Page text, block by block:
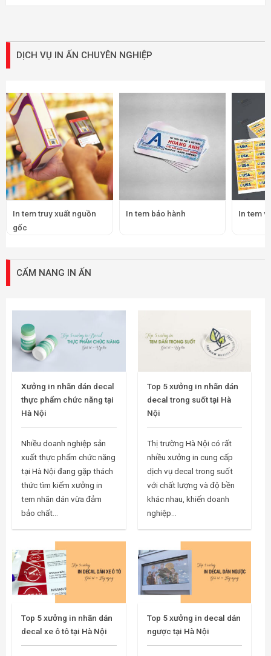
DỊCH VỤ IN ẤN CHUYÊN NGHIỆP
In tem truy xuất nguồn
gốc
In tem bảo hành In tem
CẨM NANG IN ẤN
Xưởng in nhãn dán decal
thực phẩm chức năng tại
Hà Nội
Nhiều doanh nghiệp sản
xuất thực phẩm chức năng
tại Hà Nội đang gặp thách
thức tìm kiếm xưởng in
tem nhãn dán vừa đảm
bảo chất...
Top 5 xưởng in nhãn dán
decal trong suốt tại Hà
Nội
Thị trường Hà Nội có rất
nhiều xưởng in cung cấp
dịch vụ decal trong suốt
với chất lượng và độ bền
khác nhau, khiến doanh
nghiệp...
Top 5 xưởng in nhãn dán
decal xe ô tô tại Hà Nội
Top 5 xưởng in decal dán
ngược tại Hà Nội